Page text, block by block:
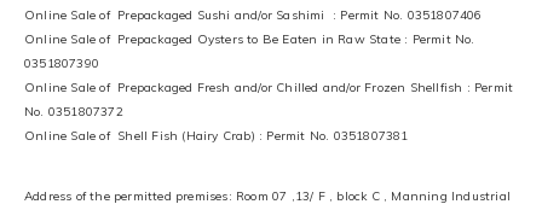
Online Sale of Prepackaged Sushi and/or Sashimi : Permit No. 0351807406
Online Sale of Prepackaged Oysters to Be Eaten in Raw State : Permit No.
0351807390
Online Sale of Prepackaged Fresh and/or Chilled and/or Frozen Shellfish : Permit
No. 0351807372
Online Sale of Shell Fish (Hairy Crab) : Permit No. 0351807381
Address of the permitted premises: Room 07 ,13/ F , block C , Manning Industrial